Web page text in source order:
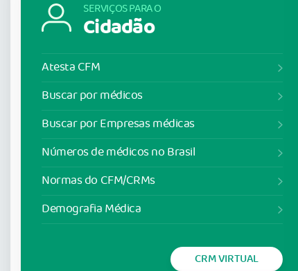
SERVIÇOS PARA O
Cidadão
Atesta CFM
Buscar por médicos
Buscar por Empresas médicas
Números de médicos no Brasil
Normas do CFM/CRMs
Demografia Médica
CRM VIRTUAL